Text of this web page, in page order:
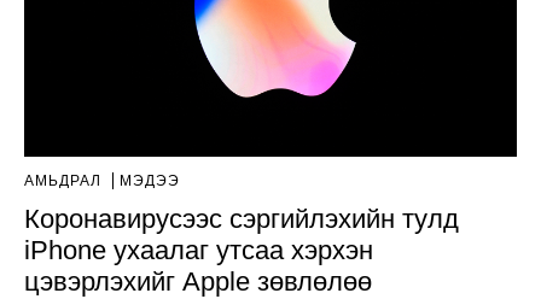
АМЬДРАЛ МЭДЭЭ
Коронавирусээс сэргийлэхийн тулд
iPhone ухаалаг утсаа хэрхэн
цэвэрлэхийг Apple зөвлөлөө